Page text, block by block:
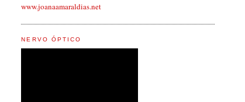
www.joanaamaraldias.net
NERVO ÓPTICO